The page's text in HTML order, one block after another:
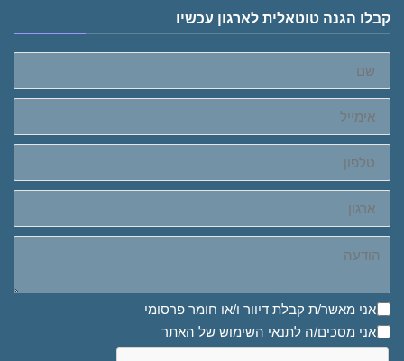
קבלו הגנה טוטאלית לארגון עכשיו
שם
אימייל
טלפון
ארגון
הודעה
אני מאשר/ת קבלת דיוור ו/או חומר פרסומי
אני מאשר/ת קבלת דיוור ו/או חומר פרסומי
אני מסכים/ה לתנאי השימוש של האתר
אני מסכים/ה לתנאי השימוש של האתר